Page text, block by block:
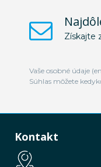
Získajte
Vaše osobné údaje
Súhlas môžete
Kontakt